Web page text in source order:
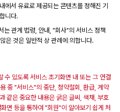
서 유료로 제공되는 콘텐츠를 정해진 기
니다.
관계 법령, 안내, "회사"의 서비스 정책
은 것은 일반적 상 관례에 의합니다.
있도록 서비스 초기화면 내 또는 그 연결
중 "서비스"의 중단, 청약철회, 환급, 계약
같은 중요한 내용은 굵은 글씨, 색채, 부호
면 등을 통하여 "회원"이 알아보기 쉽게 처